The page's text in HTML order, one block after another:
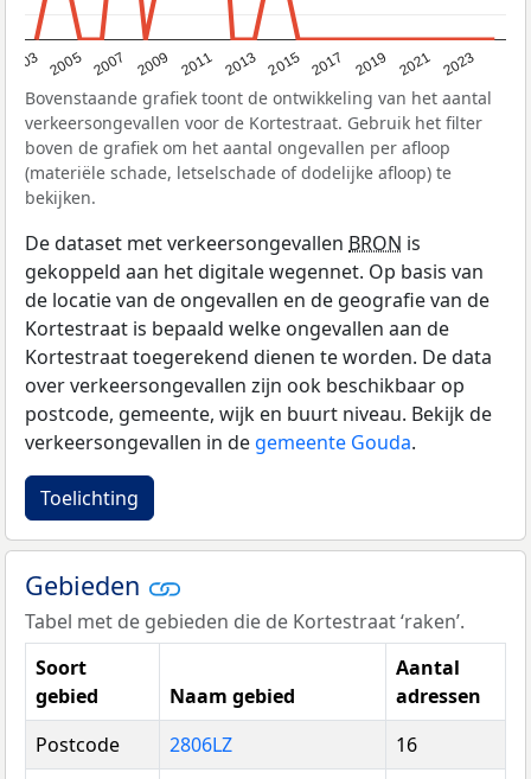
2003 2005 2007 2009 2011 2013 2015 2017 2019 2021 2023
Bovenstaande grafiek toont de ontwikkeling van het aantal
verkeersongevallen voor de Kortestraat. Gebruik het filter
boven de grafiek om het aantal ongevallen per afloop
(materiële schade, letselschade of dodelijke afloop) te
bekijken.
De dataset met verkeersongevallen BRON is
gekoppeld aan het digitale wegennet. Op basis van
de locatie van de ongevallen en de geografie van de
Kortestraat is bepaald welke ongevallen aan de
Kortestraat toegerekend dienen te worden. De data
over verkeersongevallen zijn ook beschikbaar op
postcode, gemeente, wijk en buurt niveau. Bekijk de
verkeersongevallen in de gemeente Gouda.
Toelichting
Gebieden
Tabel met de gebieden die de Kortestraat ‘raken’.
Soort
gebied
Naam gebied
Aantal
adressen
Postcode
2806LZ
16